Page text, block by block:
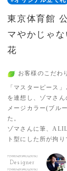
東京体育館
マやかじゃ
花
お客様のこだわり
「マスターピース
を連想し、ゾマさ
メージカラー(ブル
た。
ゾマさんに筆、
ト型にした所が拘り
Designer